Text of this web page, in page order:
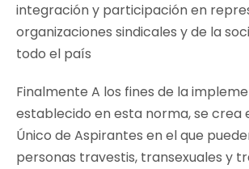
integración y participación en
organizaciones sindicales y de la
todo el país
Finalmente A los fines de la
establecido en esta norma, se crea
Único de Aspirantes en el que
personas travestis, transexuales y